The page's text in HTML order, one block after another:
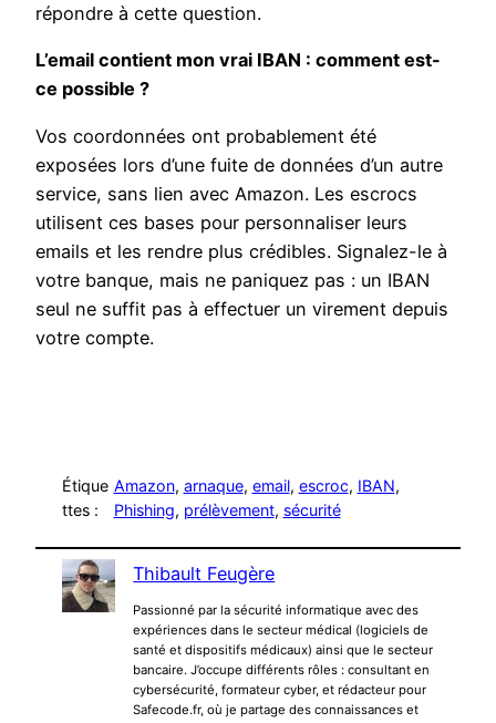
répondre à cette question.
L’email contient mon vrai IBAN : comment est-
ce possible ?
Vos coordonnées ont probablement été
exposées lors d’une fuite de données d’un autre
service, sans lien avec Amazon. Les escrocs
utilisent ces bases pour personnaliser leurs
emails et les rendre plus crédibles. Signalez-le à
votre banque, mais ne paniquez pas : un IBAN
seul ne suffit pas à effectuer un virement depuis
votre compte.
Étique
ttes :
Amazon, arnaque, email, escroc, IBAN
Phishing, prélèvement, sécurité
Thibault Feugère
Passionné par la sécurité informatique avec des
expériences dans le secteur médical (logiciels de
santé et dispositifs médicaux) ainsi que le secteur
bancaire. J’occupe différents rôles : consultant en
cybersécurité, formateur cyber, et rédacteur pour
Safecode.fr, où je partage des connaissances et